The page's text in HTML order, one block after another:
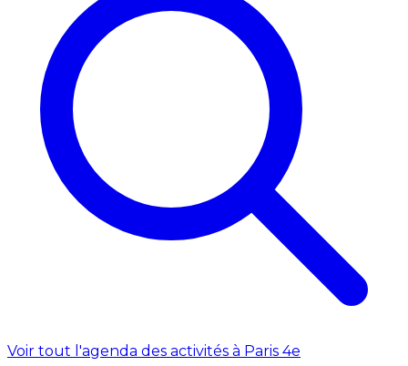
Voir tout l'agenda des activités à Paris 4e